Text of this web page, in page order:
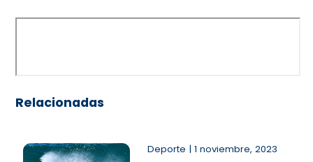
Relacionadas
Deporte | 1 noviembre, 2023